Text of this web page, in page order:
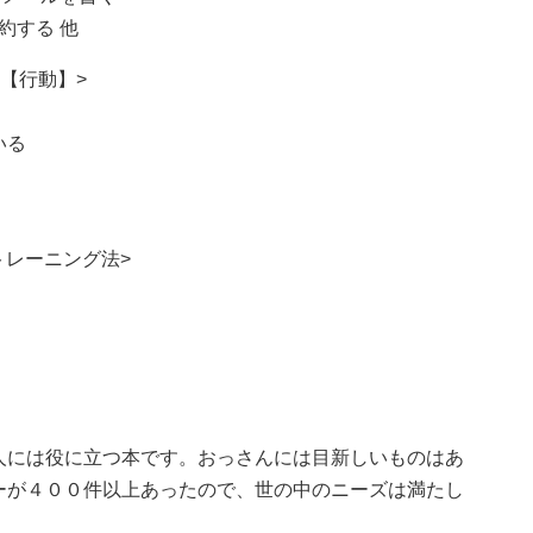
する 他
行動】>
る
ーニング法>
は役に立つ本です。おっさんには目新しいものはあ
４００件以上あったので、世の中のニーズは満たし